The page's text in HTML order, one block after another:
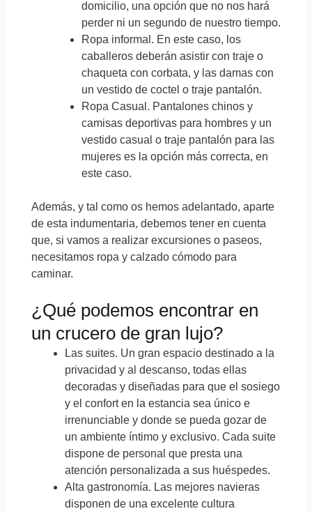
domicilio, una opción que no nos hará
perder ni un segundo de nuestro tiempo.
Ropa informal. En este caso, los
caballeros deberán asistir con traje o
chaqueta con corbata, y las damas con
un vestido de coctel o traje pantalón.
Ropa Casual. Pantalones chinos y
camisas deportivas para hombres y un
vestido casual o traje pantalón para las
mujeres es la opción más correcta, en
este caso.
Además, y tal como os hemos adelantado, aparte
de esta indumentaria, debemos tener en cuenta
que, si vamos a realizar excursiones o paseos,
necesitamos ropa y calzado cómodo para
caminar.
¿Qué podemos encontrar en
un crucero de gran lujo?
Las suites. Un gran espacio destinado a la
privacidad y al descanso, todas ellas
decoradas y diseñadas para que el sosiego
y el confort en la estancia sea único e
irrenunciable y donde se pueda gozar de
un ambiente íntimo y exclusivo. Cada suite
dispone de personal que presta una
atención personalizada a sus huéspedes.
Alta gastronomía. Las mejores navieras
disponen de una excelente cultura